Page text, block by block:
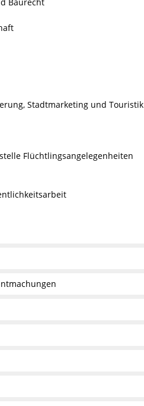
Stadtmarketing und Touristik
Flüchtlingsangelegenheiten